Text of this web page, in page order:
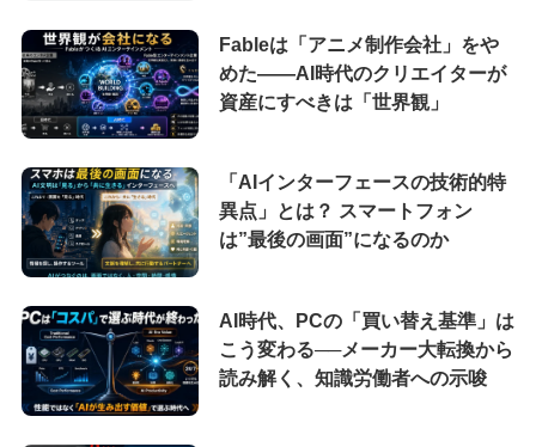
Fableは「アニメ制作会社」をや
めた――AI時代のクリエイターが
資産にすべきは「世界観」
「AIインターフェースの技術的特
異点」とは？ スマートフォン
は”最後の画面”になるのか
AI時代、PCの「買い替え基準」は
こう変わる──メーカー大転換から
読み解く、知識労働者への示唆